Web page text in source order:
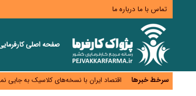
تماس با ما درباره ما
صفحه اصلی
سرخط خبرها
اختیار تمدید مهلت ثبت آماری به سازمان‌های
اقتصاد ایران با نسخه‌های کلاسیک به جایی نمی‌رسد/ ظرفیت تجارت ۳۰۰
درمان بیش از ۳۰ درصد حقوق بازنشستگان را می‌بلعد؛ هزینه دارو و تجهیزات ۵ برابر شد،حقوق فقط ۱.۲ برابر افزایش یافت